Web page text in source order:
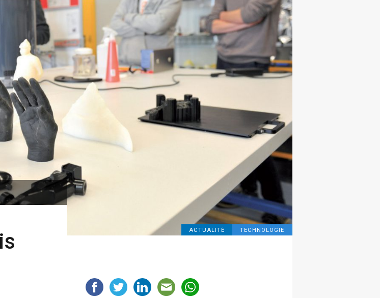
ACTUALITÉ TECHNOLOGIE